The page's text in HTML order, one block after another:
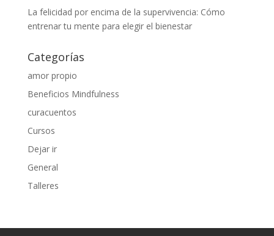
La felicidad por encima de la supervivencia: Cómo
entrenar tu mente para elegir el bienestar
Categorías
amor propio
Beneficios Mindfulness
curacuentos
Cursos
Dejar ir
General
Talleres